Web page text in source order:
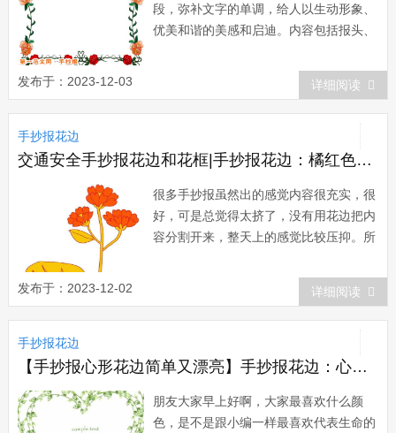
段，弥补文字的单调，给人以生动形象、
优美和谐的美感和启迪。内容包括报头、
报头它是手抄报的标志，由图案或画面和
刊名组成。文字上由报头名称、日期等组
成。题花是对文章标题或开关的装饰，常
见的有底纹，带有提示性的图画或图案。
插图可以...
发布于：2023-12-03 详细阅读
手抄报花边
交通安全手抄报花边和花框|手抄报花边：橘红色的花
很多手抄报虽然出的感觉内容很充实，很
好，可是总觉得太挤了，没有用花边把内
容分割开来，整天上的感觉比较压抑。所
抄报花边，给人耳目一新的感觉。下面我
们就一起来欣赏下手抄报花边。橘红色
(Orange)：一种比罂粟花色或红辣椒色黄
而且淡，比火红色稍红、浅而且浓的浓红
橙...
发布于：2023-12-02 详细阅读
手抄报花边
【手抄报心形花边简单又漂亮】手抄报花边：心形枝条
朋友大家早上好啊，大家最喜欢什么颜
色，是不是跟小编一样最喜欢代表生命的